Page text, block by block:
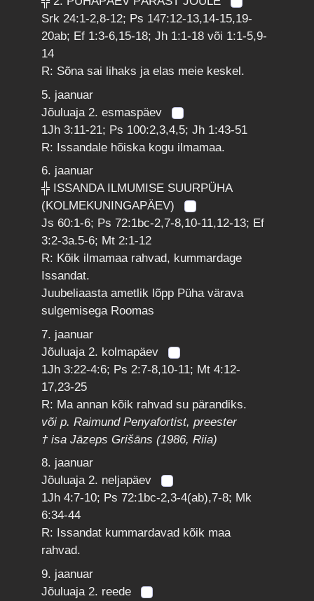
Srk 24:1-2,8-12; Ps 147:12-13,14-15,19-
20ab; Ef 1:3-6,15-18; Jh 1:1-18 või 1:1-5,9-
14
R: Sõna sai lihaks ja elas meie keskel.
5. jaanuar
Jõuluaja 2. esmaspäev
1Jh 3:11-21; Ps 100:2,3,4,5; Jh 1:43-51
R: Issandale hõiska kogu ilmamaa.
6. jaanuar
╬ ISSANDA ILMUMISE SUURPÜHA
(KOLMEKUNINGAPÄEV)
Js 60:1-6; Ps 72:1bc-2,7-8,10-11,12-13; Ef
3:2-3a.5-6; Mt 2:1-12
R: Kõik ilmamaa rahvad, kummardage
Issandat.
Juubeliaasta ametlik lõpp Püha värava
sulgemisega Roomas
7. jaanuar
Jõuluaja 2. kolmapäev
1Jh 3:22-4:6; Ps 2:7-8,10-11; Mt 4:12-
17,23-25
R: Ma annan kõik rahvad su pärandiks.
või p. Raimund Penyafortist, preester
† isa Jāzeps Grišāns (1986, Riia)
8. jaanuar
Jõuluaja 2. neljapäev
1Jh 4:7-10; Ps 72:1bc-2,3-4(ab),7-8; Mk
6:34-44
R: Issandat kummardavad kõik maa
rahvad.
9. jaanuar
Jõuluaja 2. reede